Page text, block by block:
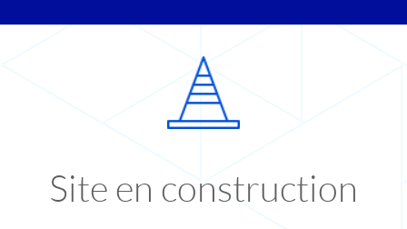
Site en construction